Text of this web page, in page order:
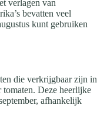
verlagen van
bevatten veel
kunt gebruiken
die verkrijgbaar zijn in
tomaten. Deze heerlijke
afhankelijk